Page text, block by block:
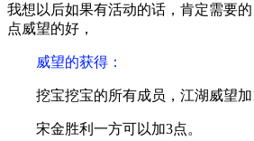
我想以后如果有活动的话，肯定需要
点威望的好，
威望的获得：
挖宝挖宝的所有成员，江湖威望加1
宋金胜利一方可以加3点。